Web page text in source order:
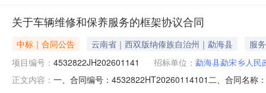
关于车辆维修和保养服务的框架协议合同
中标｜合同公告 云南省｜西双版纳傣族自治州｜勐海县
服
项目编号： 4532822JH202601141 招标单位： 勐海县勐宋乡人民
正文内容： 一、合同编号：4532822HT20260114101二、合同名称